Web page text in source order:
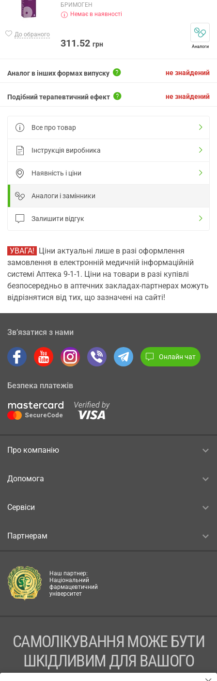
До обраного
БРИМОГЕН
Немає в наявності
311.52 грн Аналоги
не знайдений
Аналог в інших формах випуску
не знайдений
Подібний терапевтичний ефект
Все про товар
Інструкція виробника
Наявність і ціни
Аналоги і замінники
Залишити відгук
УВАГА! Ціни актуальні лише в разі оформлення
замовлення в електронній медичній інформаційній
системі Аптека 9-1-1. Ціни на товари в разі купівлі
безпосередньо в аптечних закладах-партнерах можуть
відрізнятися від тих, що зазначені на сайті!
Зв’язатися з нами
Онлайн чат
Безпека платежів
Про компанію
Допомога
Сервіси
Партнерам
Наш партнер:
Національний
фармацевтичний
університет
САМОЛІКУВАННЯ МОЖЕ БУТИ
ШКІДЛИВИМ ДЛЯ ВАШОГО